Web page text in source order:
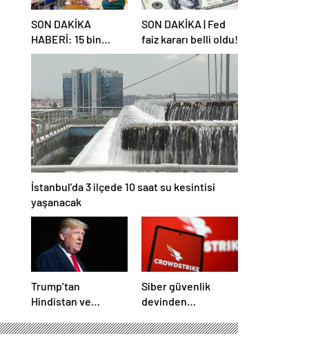
SON DAKİKA
HABERİ: 15 bin
sözleşmeli
öğretmen
atamasında sözlü
sınava hak kazanan
adaylar açıklandı
SON DAKİKA | Fed
faiz kararı belli oldu!
İstanbul’da 3 ilçede 10 saat su kesintisi
yaşanacak
Trump’tan
Hindistan ve
‘çatışmaları
Siber güvenlik
devinden
haber! Yüzlerce kişi